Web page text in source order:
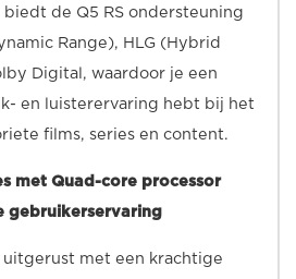
biedt de Q5 RS ondersteuning
Range), HLG (Hybrid
Digital, waardoor je een
en luisterervaring hebt bij het
films, series en content.
met Quad-core processor
gebruikerservaring
uitgerust met een krachtige